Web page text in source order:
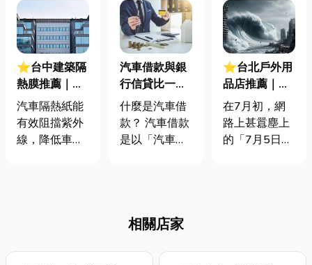
⭐台中建築隔
熱膜推薦｜告
別悶熱！一篇
告訴你隔熱紙
好處有哪些?優
汽車隔熱紙能
有效阻擋紫外
線，降低車內
素呢？又有哪
汽車借款與銀
行信貸比一
比，哪一個比
較適合你？
什麼是汽車借
款？ 汽車借款
是以「汽車」
式，常見的形
下三種： 汽車
⭐台北戶外用
品店推薦｜別
被預言嚇壞！
看懂海嘯原
理，掌握自保
在7月初，網
路上甚囂塵上
的「7月5日末
然7月5日已
相關店家